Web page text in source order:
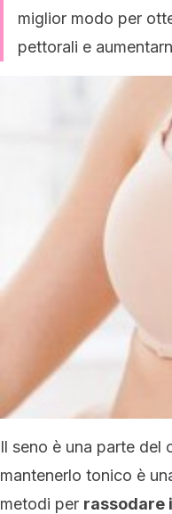
miglior modo per
pettorali e
Il seno è una parte del
mantenerlo tonico è
metodi per rassodare